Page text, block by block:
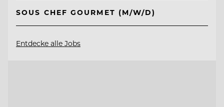
SOUS CHEF GOURMET (M/W/D)
Entdecke alle Jobs